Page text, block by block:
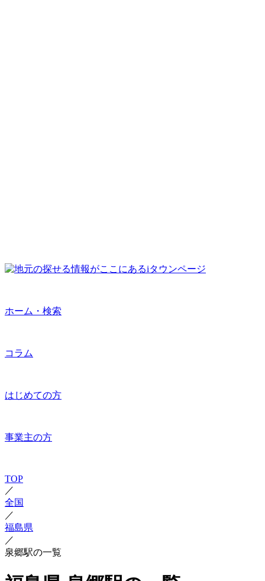
ホーム・検索
コラム
はじめての方
事業主の方
TOP
／
全国
／
福島県
／
泉郷駅の一覧